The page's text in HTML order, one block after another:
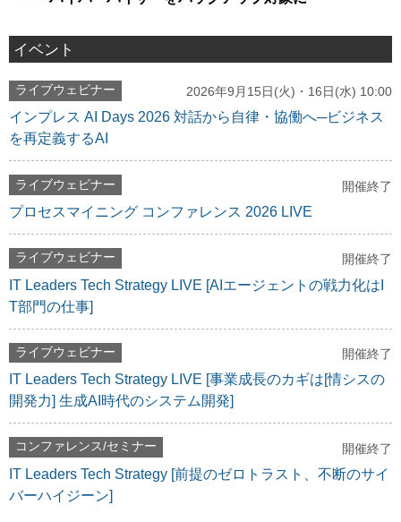
イベント
ライブウェビナー 2026年9月15日(火)・16日(水) 10:00
インプレス AI Days 2026 対話から自律・協働へ─ビジネス
を再定義するAI
ライブウェビナー 開催終了
プロセスマイニング コンファレンス 2026 LIVE
ライブウェビナー 開催終了
IT Leaders Tech Strategy LIVE [AIエージェントの戦力化はI
T部門の仕事]
ライブウェビナー 開催終了
IT Leaders Tech Strategy LIVE [事業成長のカギは[情シスの
開発力] 生成AI時代のシステム開発]
コンファレンス/セミナー 開催終了
IT Leaders Tech Strategy [前提のゼロトラスト、不断のサイ
バーハイジーン]